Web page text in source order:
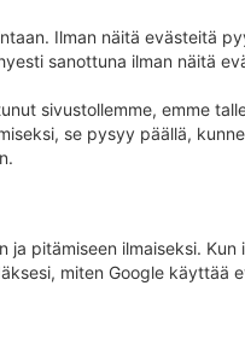
Ilman näitä evästeitä
sanottuna ilman näitä
sivustollemme, emme
se pysyy päällä,
pitämiseen ilmaiseksi.
miten Google käyttää